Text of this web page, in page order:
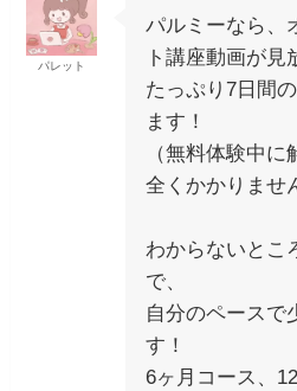
パレット
パルミーなら、
ト講座動画が見
たっぷり7日間
ます！
（無料体験中
全くかかりませ
わからないとこ
で、
自分のペースで
す！
6ヶ月コース、